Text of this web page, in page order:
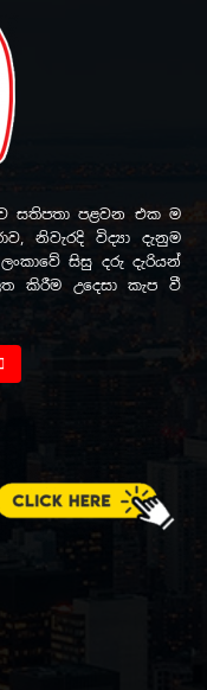
සතිපතා පළවන එක ම
නිවැරදි විද්‍යා දැනුම
සිසු දරු දැරියන්
කිරීම උදෙසා කැප වී